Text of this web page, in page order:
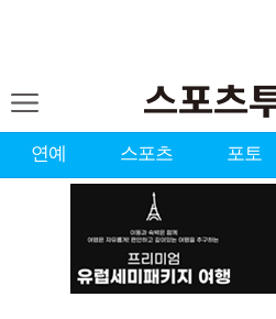
연예 스포츠 포토